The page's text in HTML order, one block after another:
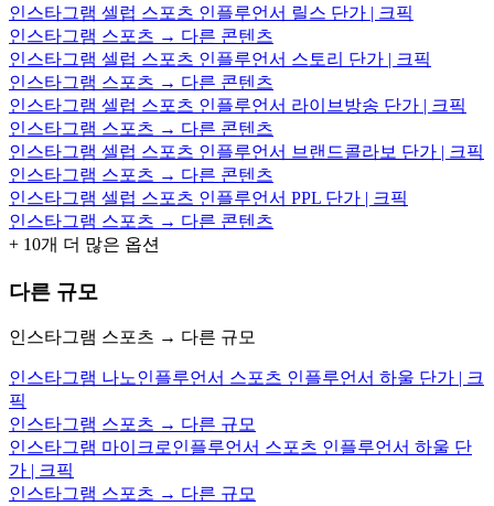
인스타그램 셀럽 스포츠 인플루언서 릴스 단가 | 크픽
인스타그램 스포츠 → 다른 콘텐츠
인스타그램 셀럽 스포츠 인플루언서 스토리 단가 | 크픽
인스타그램 스포츠 → 다른 콘텐츠
인스타그램 셀럽 스포츠 인플루언서 라이브방송 단가 | 크픽
인스타그램 스포츠 → 다른 콘텐츠
인스타그램 셀럽 스포츠 인플루언서 브랜드콜라보 단가 | 크픽
인스타그램 스포츠 → 다른 콘텐츠
인스타그램 셀럽 스포츠 인플루언서 PPL 단가 | 크픽
인스타그램 스포츠 → 다른 콘텐츠
+ 10개 더 많은 옵션
다른 규모
인스타그램 스포츠 → 다른 규모
인스타그램 나노인플루언서 스포츠 인플루언서 하울 단가 | 크
픽
인스타그램 스포츠 → 다른 규모
인스타그램 마이크로인플루언서 스포츠 인플루언서 하울 단
가 | 크픽
인스타그램 스포츠 → 다른 규모